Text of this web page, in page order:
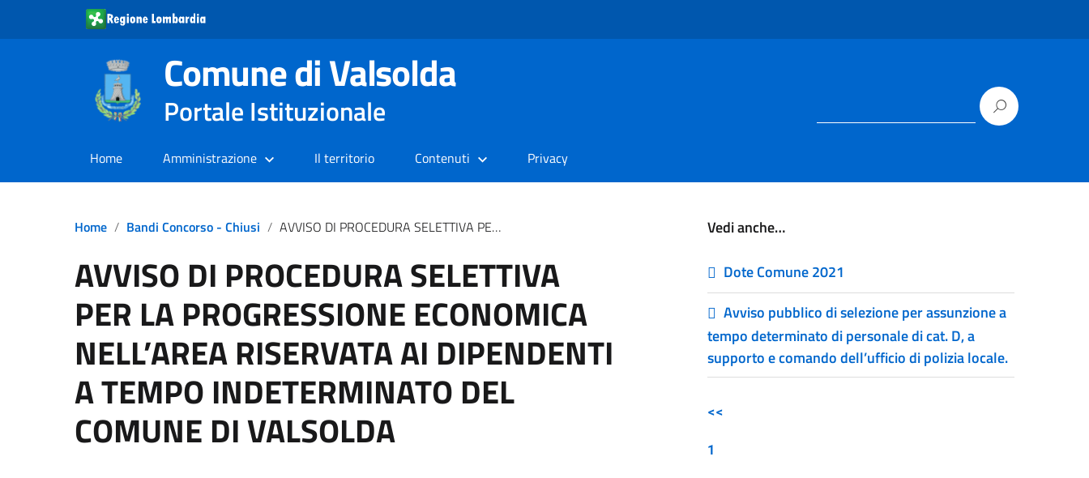
Comune di Valsolda
Portale Istituzionale
Home Amministrazione Il territorio Contenuti Privacy
Home Bandi Concorso - Chiusi AVVISO DI PROCEDURA SELETTIVA PER LA PROGRESSIONE ECONOMICA NELL’AREA RISERVATA AI DIPENDENTI A TEMPO INDETERMINATO DEL COMUNE DI VALSOLDA
AVVISO DI PROCEDURA SELETTIVA
PER LA PROGRESSIONE ECONOMICA
NELL’AREA RISERVATA AI DIPENDENTI
A TEMPO INDETERMINATO DEL
COMUNE DI VALSOLDA
Vedi anche…
Dote Comune 2021
Avviso pubblico di selezione per assunzione a
tempo determinato di personale di cat. D, a
supporto e comando dell’ufficio di polizia locale.
<<
1